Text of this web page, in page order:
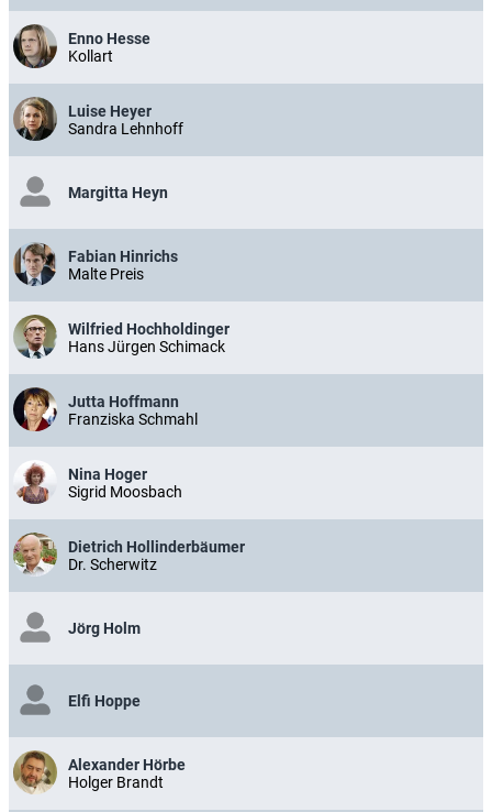
Enno Hesse
Kollart
Luise Heyer
Sandra Lehnhoff
Margitta Heyn
Fabian Hinrichs
Malte Preis
Wilfried Hochholdinger
Hans Jürgen Schimack
Jutta Hoffmann
Franziska Schmahl
Nina Hoger
Sigrid Moosbach
Dietrich Hollinderbäumer
Dr. Scherwitz
Jörg Holm
Elfi Hoppe
Alexander Hörbe
Holger Brandt